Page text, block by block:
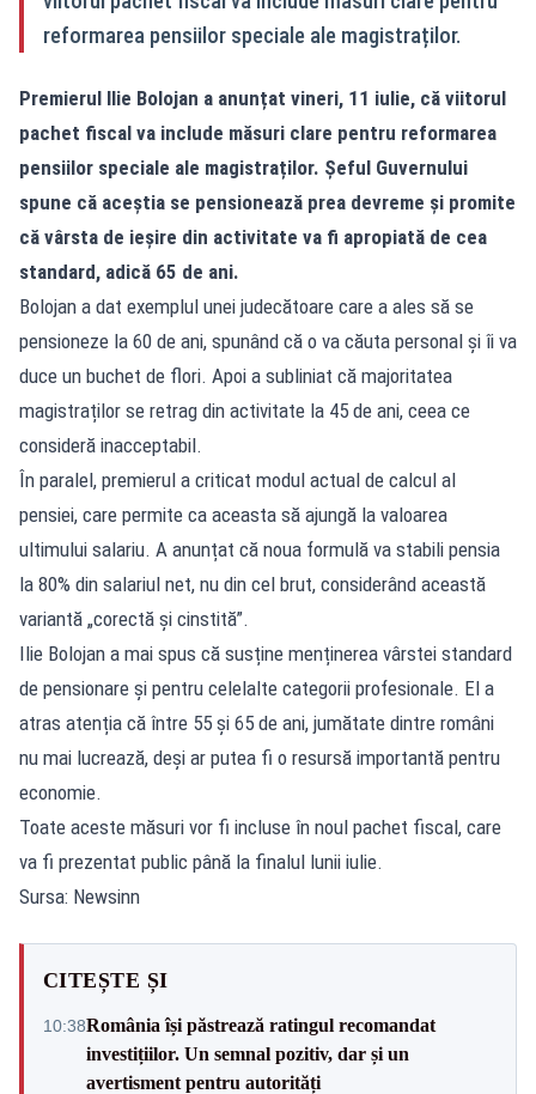
reformarea pensiilor speciale ale magistraților.
Premierul Ilie Bolojan a anunțat vineri, 11 iulie, că viitorul
pachet fiscal va include măsuri clare pentru reformarea
pensiilor speciale ale magistraților. Șeful Guvernului
spune că aceștia se pensionează prea devreme și promite
că vârsta de ieșire din activitate va fi apropiată de cea
standard, adică 65 de ani.
Bolojan a dat exemplul unei judecătoare care a ales să se
pensioneze la 60 de ani, spunând că o va căuta personal și îi va
duce un buchet de flori. Apoi a subliniat că majoritatea
magistraților se retrag din activitate la 45 de ani, ceea ce
consideră inacceptabil.
În paralel, premierul a criticat modul actual de calcul al
pensiei, care permite ca aceasta să ajungă la valoarea
ultimului salariu. A anunțat că noua formulă va stabili pensia
la 80% din salariul net, nu din cel brut, considerând această
variantă „corectă și cinstită”.
Ilie Bolojan a mai spus că susține menținerea vârstei standard
de pensionare și pentru celelalte categorii profesionale. El a
atras atenția că între 55 și 65 de ani, jumătate dintre români
nu mai lucrează, deși ar putea fi o resursă importantă pentru
economie.
Toate aceste măsuri vor fi incluse în noul pachet fiscal, care
va fi prezentat public până la finalul lunii iulie.
Sursa: Newsinn
CITEȘTE ȘI
10:38România își păstrează ratingul recomandat
investițiilor. Un semnal pozitiv, dar și un
avertisment pentru autorități